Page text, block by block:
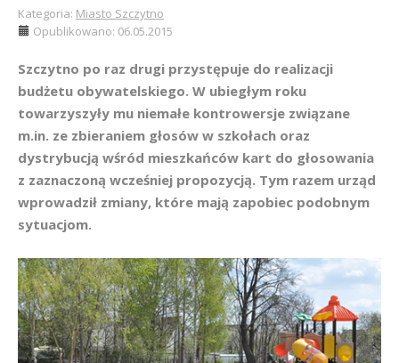
Kategoria: Miasto Szczytno
Opublikowano: 06.05.2015
Szczytno po raz drugi przystępuje do realizacji
budżetu obywatelskiego. W ubiegłym roku
towarzyszyły mu niemałe kontrowersje związane
m.in. ze zbieraniem głosów w szkołach oraz
dystrybucją wśród mieszkańców kart do głosowania
z zaznaczoną wcześniej propozycją. Tym razem urząd
wprowadził zmiany, które mają zapobiec podobnym
sytuacjom.